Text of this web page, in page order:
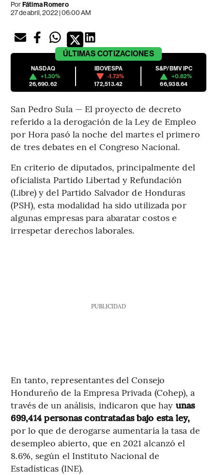
PorFátima Romero
27 de abril, 2022 | 06:00 AM
ÚLTIMAS COTIZACIONES
NASDAQ
+1.30%
26,690.62
IBOVESPA
-1.73%
172,513.42
S&P/BMV IPC
+0.82%
66,938.64
San Pedro Sula — El proyecto de decreto
referido a la derogación de la Ley de Empleo
por Hora pasó la noche del martes el primero
de tres debates en el Congreso Nacional.
En criterio de diputados, principalmente del
oficialista Partido Libertad y Refundación
(Libre) y del Partido Salvador de Honduras
(PSH), esta modalidad ha sido utilizada por
algunas empresas para abaratar costos e
irrespetar derechos laborales.
PUBLICIDAD
En tanto, representantes del Consejo
Hondureño de la Empresa Privada (Cohep), a
través de un análisis, indicaron que hay unas
699,414 personas contratadas bajo esta ley,
por lo que de derogarse aumentaría la tasa de
desempleo abierto, que en 2021 alcanzó el
8.6%, según el Instituto Nacional de
Estadísticas (INE).